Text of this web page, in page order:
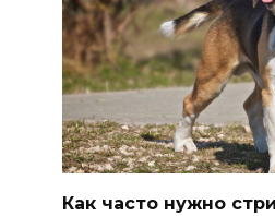
Как часто нужно